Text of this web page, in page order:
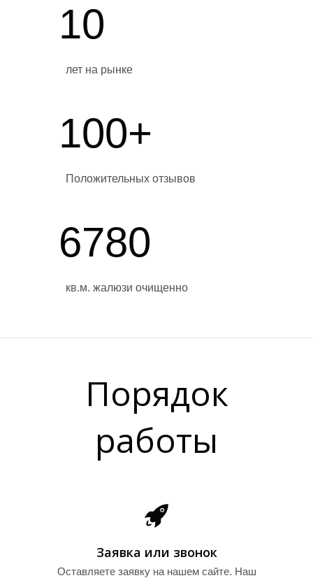
10
лет на рынке
100+
Положительных отзывов
6780
кв.м. жалюзи очищенно
Порядок
работы
Заявка или звонок
Оставляете заявку на нашем сайте. Наш
Е
Ж